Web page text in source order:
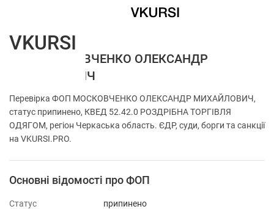
ФОП МОСКОВЧЕНКО ОЛЕКСАНДР
МИХАЙЛОВИЧ
Перевірка ФОП МОСКОВЧЕНКО ОЛЕКСАНДР МИХАЙЛОВИЧ,
статус припинено, КВЕД 52.42.0 РОЗДРІБНА ТОРГІВЛЯ
ОДЯГОМ, регіон Черкаська область. ЄДР, суди, борги та санкції
на VKURSI.PRO.
Основні відомості про ФОП
Статус
припинено
VKURSI